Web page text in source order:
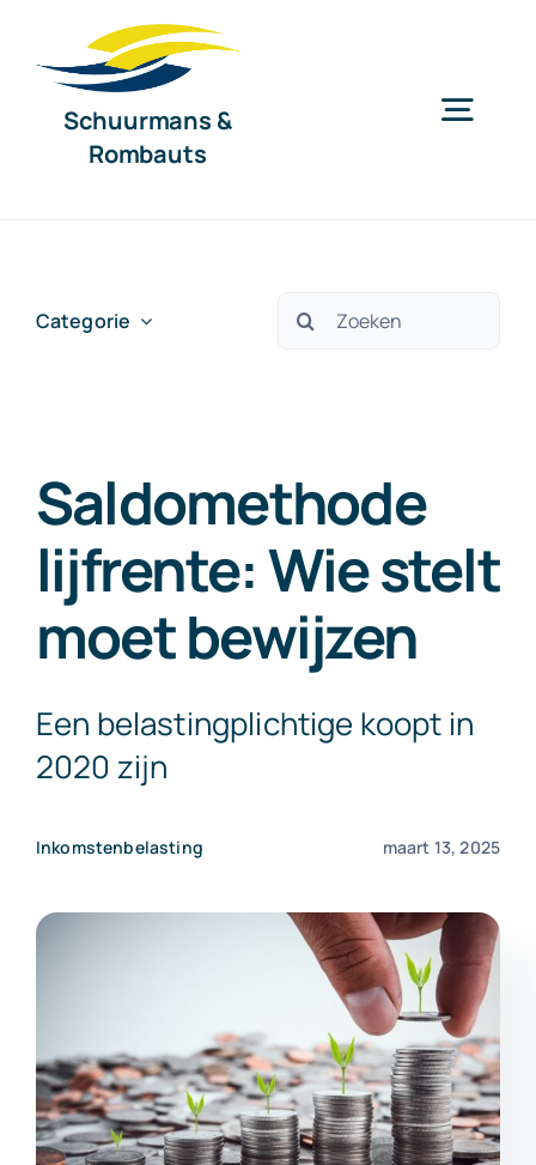
naar
Schuurmans &
Rombauts
Nieuws
Exact Online
Neem contact op!
Categorie
Zoeken
Saldomethode
lijfrente: Wie stelt
moet bewijzen
Een belastingplichtige koopt in
2020 zijn
Inkomstenbelasting maart 13, 2025